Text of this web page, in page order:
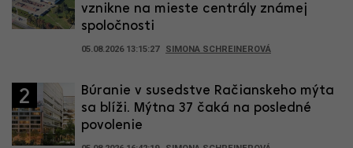
vznikne na mieste centrály známej
spoločnosti
05.08.2026 13:15:27 SIMONA SCHREINEROVÁ
2
Búranie v susedstve Račianskeho mýta
sa blíži. Mýtna 37 čaká na posledné
povolenie